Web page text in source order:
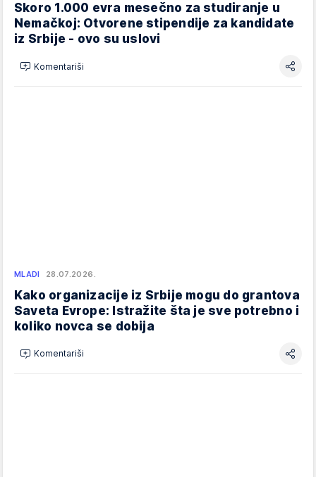
Skoro 1.000 evra mesečno za studiranje u
Nemačkoj: Otvorene stipendije za kandidate
iz Srbije - ovo su uslovi
Komentariši
MLADI 28.07.2026.
Kako organizacije iz Srbije mogu do grantova
Saveta Evrope: Istražite šta je sve potrebno i
koliko novca se dobija
Komentariši